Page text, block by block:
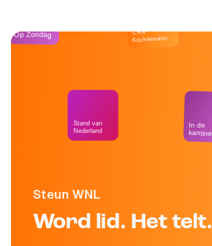
Steun WNL
Word lid. Het telt.
Op Zondag
Stand van
Nederland
Café
Kockelmann
In de
kantine